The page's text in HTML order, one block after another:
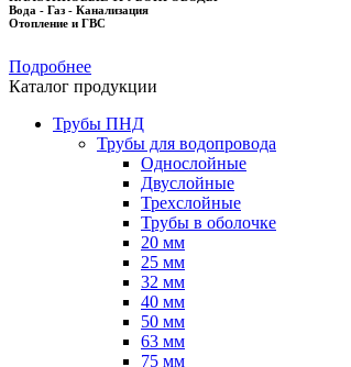
Вода - Газ - Канализация
Отопление и ГВС
Подробнее
Каталог продукции
Трубы ПНД
Трубы для водопровода
Однослойные
Двуслойные
Трехслойные
Трубы в оболочке
20 мм
25 мм
32 мм
40 мм
50 мм
63 мм
75 мм